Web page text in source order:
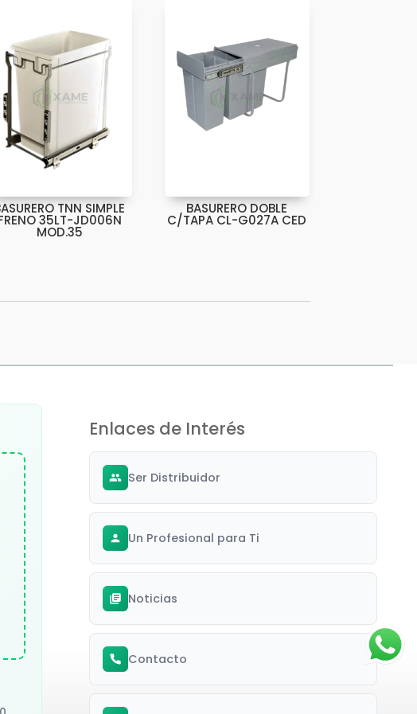
TNN SIMPLE
35LT-JD006N
MOD.35
BASURERO DOBLE
C/TAPA CL-G027A CED
Enlaces de Interés
Ser Distribuidor
Un Profesional para Ti
Noticias
Contacto